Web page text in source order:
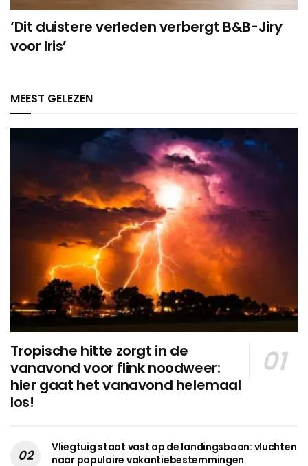
‘Dit duistere verleden verbergt B&B-Jiry
voor Iris’
MEEST GELEZEN
Tropische hitte zorgt in de
vanavond voor flink noodweer:
hier gaat het vanavond helemaal
los!
Vliegtuig staat vast op de landingsbaan: vluchten
naar populaire vakantiebestemmingen